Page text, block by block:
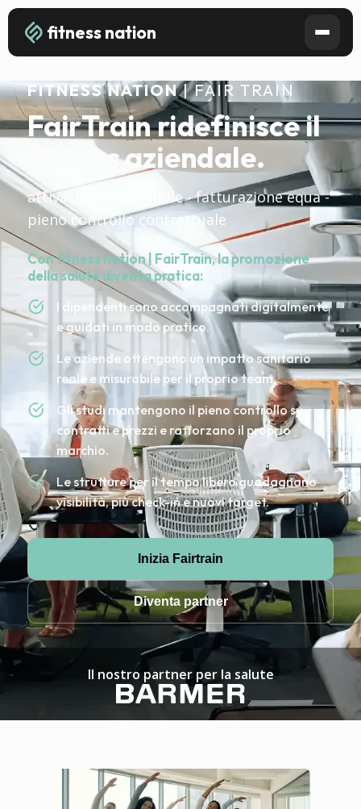
fitness nation
FITNESS NATION| FAIR TRAIN
FairTrain ridefinisce il
fitness aziendale.
attivazione misurabile - fatturazione equa -
pieno controllo contrattuale
Con fitness nation | FairTrain, la promozione
della salute diventa pratica:
I dipendenti sono accompagnati digitalmente
e guidati in modo pratico.
Le aziende ottengono un impatto sanitario
reale e misurabile per il proprio team.
Gli studi mantengono il pieno controllo su
contratti e prezzi e rafforzano il proprio
marchio.
Le strutture per il tempo libero guadagnano
visibilità, più check-in e nuovi target.
Inizia Fairtrain
Diventa partner
Il nostro partner per la salute